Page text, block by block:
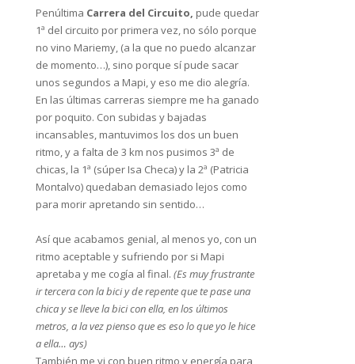
Penúltima Carrera del Circuito, pude quedar
1ª del circuito por primera vez, no sólo porque
no vino Mariemy, (a la que no puedo alcanzar
de momento…), sino porque sí pude sacar
unos segundos a Mapi, y eso me dio alegría.
En las últimas carreras siempre me ha ganado
por poquito. Con subidas y bajadas
incansables, mantuvimos los dos un buen
ritmo, y a falta de 3 km nos pusimos 3ª de
chicas, la 1ª (súper Isa Checa) y la 2ª (Patricia
Montalvo) quedaban demasiado lejos como
para morir apretando sin sentido…
Así que acabamos genial, al menos yo, con un
ritmo aceptable y sufriendo por si Mapi
apretaba y me cogía al final. (Es muy frustrante
ir tercera con la bici y de repente que te pase una
chica y se lleve la bici con ella, en los últimos
metros, a la vez pienso que es eso lo que yo le hice
a ella… ays)
También me vi con buen ritmo y energía para